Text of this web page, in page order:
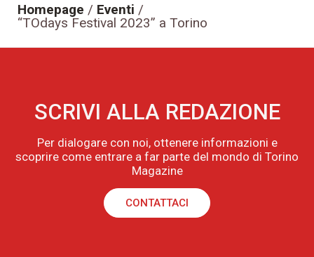
Homepage / Eventi /
“TOdays Festival 2023” a Torino
SCRIVI ALLA REDAZIONE
Per dialogare con noi, ottenere informazioni e
scoprire come entrare a far parte del mondo di Torino
Magazine
CONTATTACI